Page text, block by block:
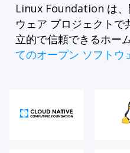
Linux Foundation は、
ウェア プロジェクトで
立的で信頼できるホー
てのオープン ソフトウ